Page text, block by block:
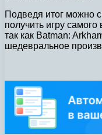
Подведя итог можно
получить игру
так как Batman:
шедевральное